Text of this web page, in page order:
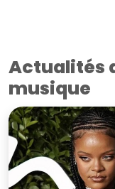
Actualités
musique